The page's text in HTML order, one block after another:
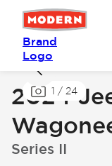
Brand
Logo
1 / 24
2024
Series II